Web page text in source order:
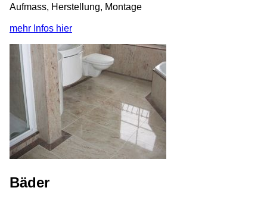
Aufmass, Herstellung, Montage
mehr Infos hier
Bäder